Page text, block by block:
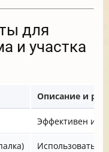
для
и участка
Описание и
Эффективен и
Использовать с